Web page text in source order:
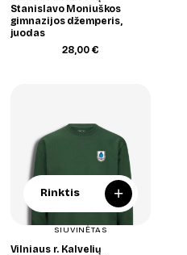
Stanislavo Moniuškos
gimnazijos džemperis,
juodas
28,00 €
Rinktis +
SIUVINĖTAS
Vilniaus r. Kalvelių